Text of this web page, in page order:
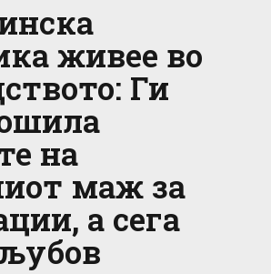
живее во
Ги
на
маж за
а сега